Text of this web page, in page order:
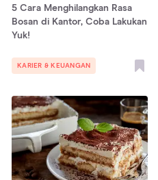
5 Cara Menghilangkan Rasa
Bosan di Kantor, Coba Lakukan
Yuk!
KARIER & KEUANGAN